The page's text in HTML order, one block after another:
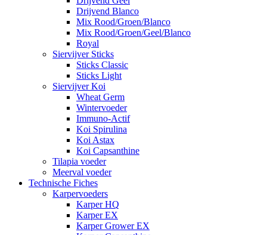
Drijvend Blanco
Mix Rood/Groen/Blanco
Mix Rood/Groen/Geel/Blanco
Royal
Siervijver Sticks
Sticks Classic
Sticks Light
Siervijver Koi
Wheat Germ
Wintervoeder
Immuno-Actif
Koi Spirulina
Koi Astax
Koi Capsanthine
Tilapia voeder
Meerval voeder
Technische Fiches
Karpervoeders
Karper HQ
Karper EX
Karper Grower EX